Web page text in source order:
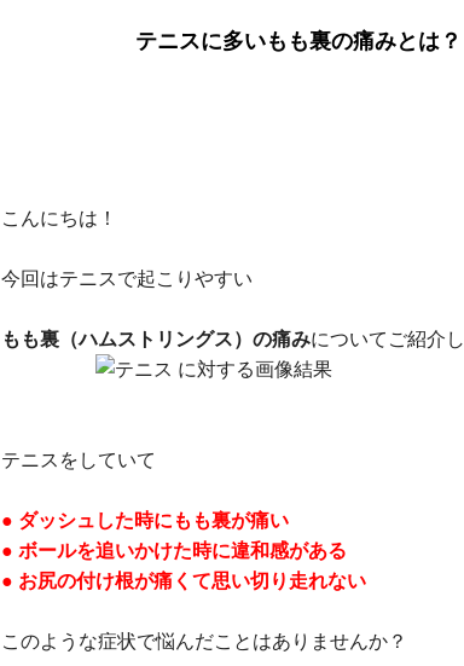
テニスに多いもも裏の痛みとは
こんにちは！
今回はテニスで起こりやすい
もも裏（ハムストリングス） の痛みについてご紹介し
テニスをしていて
● ダッシュした時にもも裏が痛い
● ボールを追いかけた時に違和感がある
● お尻の付け根が痛くて思い切り走れない
このような症状で悩んだことはありませんか？